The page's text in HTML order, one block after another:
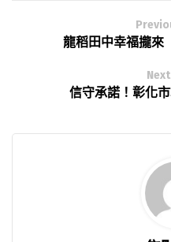
龍稻田中幸福攏
信守承諾！彰化